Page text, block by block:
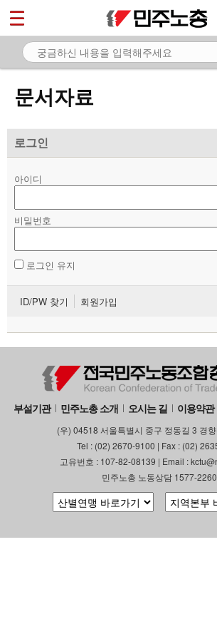
문서자료
로그인
아이디
비밀번호
로그인 유지
ID/PW 찾기 회원가입
부설기관 민주노총 소개 오시는 길 이용약관
(우) 04518 서울특별시 중구 정동길 3 경
Tel : (02) 2670-9100 | Fax : (02)
고유번호 : 107-82-08139 | Email :
민주노총 노동상담 1577-2260
마이페이지
소개
노동상담
자료
- 미디어자료
- 카드뉴스
부설기관